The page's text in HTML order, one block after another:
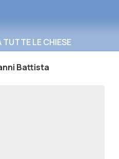
LE CHIESE
Battista